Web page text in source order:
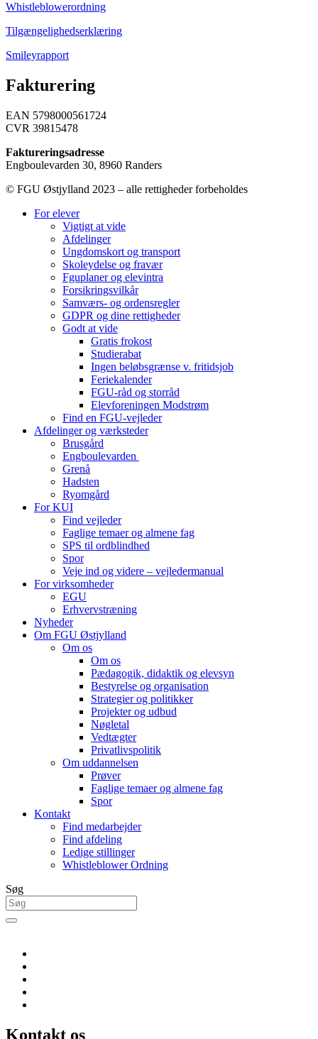
Whistleblowerordning
Tilgængelighedserklæring
Smileyrapport
Fakturering
EAN 5798000561724
CVR 39815478
Faktureringsadresse
Engboulevarden 30, 8960 Randers
© FGU Østjylland 2023 – alle rettigheder forbeholdes
For elever
Vigtigt at vide
Afdelinger
Ungdomskort og transport
Skoleydelse og fravær
Fguplaner og elevintra
Forsikringsvilkår
Samværs- og ordensregler
GDPR og dine rettigheder
Godt at vide
Gratis frokost
Studierabat
Ingen beløbsgrænse v. fritidsjob
Feriekalender
FGU-råd og storråd
Elevforeningen Modstrøm
Find en FGU-vejleder
Afdelinger og værksteder
Brusgård
Engboulevarden
Grenå
Hadsten
Ryomgård
For KUI
Find vejleder
Faglige temaer og almene fag
SPS til ordblindhed
Spor
Veje ind og videre – vejledermanual
For virksomheder
EGU
Erhvervstræning
Nyheder
Om FGU Østjylland
Om os
Om os
Pædagogik, didaktik og elevsyn
Bestyrelse og organisation
Strategier og politikker
Projekter og udbud
Nøgletal
Vedtægter
Privatlivspolitik
Om uddannelsen
Prøver
Faglige temaer og almene fag
Spor
Kontakt
Find medarbejder
Find afdeling
Ledige stillinger
Whistleblower Ordning
Søg
Kontakt os